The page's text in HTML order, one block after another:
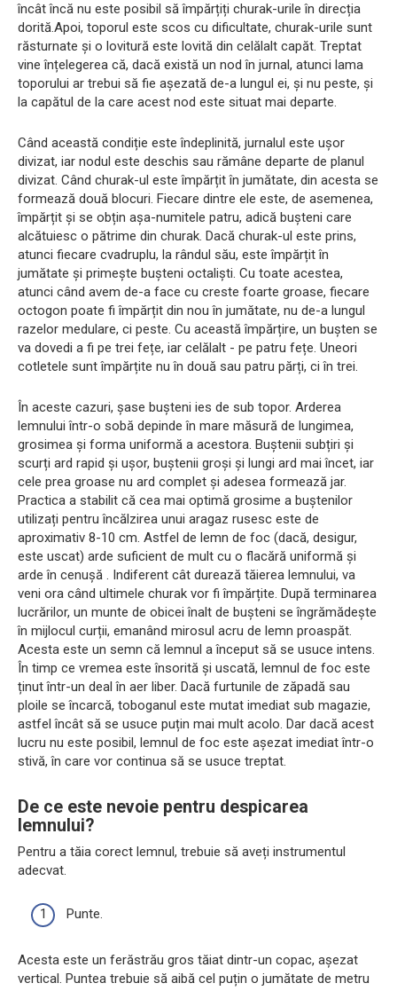
încât încă nu este posibil să împărțiți churak-urile în direcția
dorită.Apoi, toporul este scos cu dificultate, churak-urile sunt
răsturnate și o lovitură este lovită din celălalt capăt. Treptat
vine înțelegerea că, dacă există un nod în jurnal, atunci lama
toporului ar trebui să fie așezată de-a lungul ei, și nu peste, și
la capătul de la care acest nod este situat mai departe.
Când această condiție este îndeplinită, jurnalul este ușor
divizat, iar nodul este deschis sau rămâne departe de planul
divizat. Când churak-ul este împărțit în jumătate, din acesta se
formează două blocuri. Fiecare dintre ele este, de asemenea,
împărțit și se obțin așa-numitele patru, adică bușteni care
alcătuiesc o pătrime din churak. Dacă churak-ul este prins,
atunci fiecare cvadruplu, la rândul său, este împărțit în
jumătate și primește bușteni octaliști. Cu toate acestea,
atunci când avem de-a face cu creste foarte groase, fiecare
octogon poate fi împărțit din nou în jumătate, nu de-a lungul
razelor medulare, ci peste. Cu această împărțire, un bușten se
va dovedi a fi pe trei fețe, iar celălalt - pe patru fețe. Uneori
cotletele sunt împărțite nu în două sau patru părți, ci în trei.
În aceste cazuri, șase bușteni ies de sub topor. Arderea
lemnului într-o sobă depinde în mare măsură de lungimea,
grosimea și forma uniformă a acestora. Buștenii subțiri și
scurți ard rapid și ușor, buștenii groși și lungi ard mai încet, iar
cele prea groase nu ard complet și adesea formează jar.
Practica a stabilit că cea mai optimă grosime a buștenilor
utilizați pentru încălzirea unui aragaz rusesc este de
aproximativ 8-10 cm. Astfel de lemn de foc (dacă, desigur,
este uscat) arde suficient de mult cu o flacără uniformă și
arde în cenușă . Indiferent cât durează tăierea lemnului, va
veni ora când ultimele churak vor fi împărțite. După terminarea
lucrărilor, un munte de obicei înalt de bușteni se îngrămădește
în mijlocul curții, emanând mirosul acru de lemn proaspăt.
Acesta este un semn că lemnul a început să se usuce intens.
În timp ce vremea este însorită și uscată, lemnul de foc este
ținut într-un deal în aer liber. Dacă furtunile de zăpadă sau
ploile se încarcă, toboganul este mutat imediat sub magazie,
astfel încât să se usuce puțin mai mult acolo. Dar dacă acest
lucru nu este posibil, lemnul de foc este așezat imediat într-o
stivă, în care vor continua să se usuce treptat.
De ce este nevoie pentru despicarea
lemnului?
Pentru a tăia corect lemnul, trebuie să aveți instrumentul
adecvat.
Punte.
Acesta este un ferăstrău gros tăiat dintr-un copac, așezat
vertical. Puntea trebuie să aibă cel puțin o jumătate de metru